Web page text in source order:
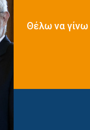
Θέλω να γίνω